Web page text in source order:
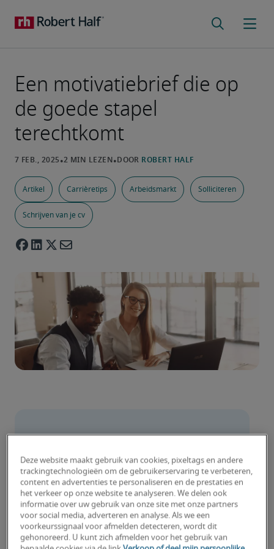
Een motivatiebrief die op
de goede stapel
terechtkomt
Artikel Carrièretips Arbeidsmarkt Solliciteren
Schrijven van je cv
terechtkomt
Een motivatiebrief op de ‘drie keer
niks’-stapel
Een motivatiebrief op de ‘niks mis
mee’-stapel
Deze website maakt gebruik van cookies, pixeltags en andere
trackingtechnologieën om de gebruikerservaring te verbeteren,
content en advertenties te personaliseren en de prestaties en
het verkeer op onze website te analyseren. We delen ook
informatie over uw gebruik van onze site met onze partners
voor social media, adverteren en analyse. Als we een
voorkeurssignaal voor afmelden detecteren, wordt dit
gehonoreerd. U kunt zich afmelden voor het gebruik van